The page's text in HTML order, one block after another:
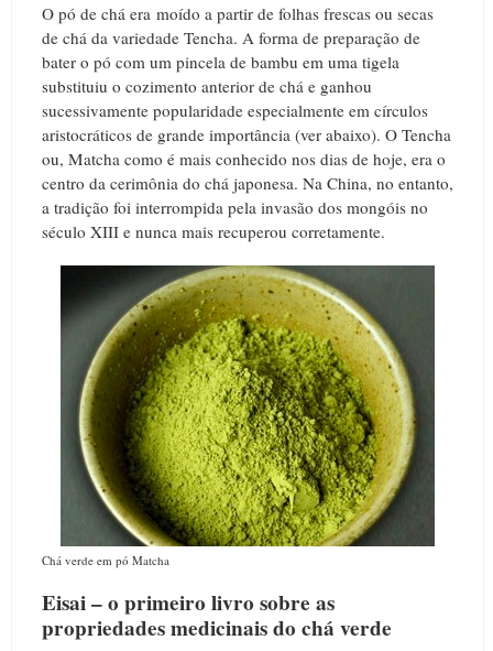
O pó de chá era moído a partir de folhas frescas ou secas
de chá da variedade Tencha. A forma de preparação de
bater o pó com um pincela de bambu em uma tigela
substituiu o cozimento anterior de chá e ganhou
sucessivamente popularidade especialmente em círculos
aristocráticos de grande importância (ver abaixo). O Tencha
ou, Matcha como é mais conhecido nos dias de hoje, era o
centro da cerimônia do chá japonesa. Na China, no entanto,
a tradição foi interrompida pela invasão dos mongóis no
século XIII e nunca mais recuperou corretamente.
Chá verde em pó Matcha
Eisai – o primeiro livro sobre as
propriedades medicinais do chá verde